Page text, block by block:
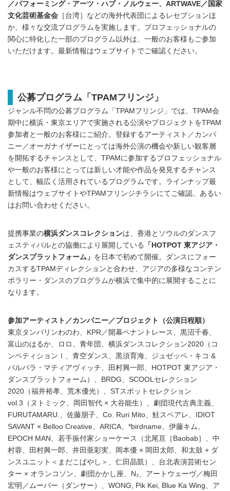
／パフォーミング・アーツ・ハブ・ノルウェー、ARTWAVE／国家
文化芸術基金会 ［台湾］などの海外代表団によるレセプションほ
か、様々な交流プログラムを実施します。プロフェッショナルの
関心に特化した一部のプログラム以外は、一般のお客様もご参加
いただけます。最新情報はウェブサイトでご確認ください。
公募プログラム「TPAMフリンジ」
ジャンル不問の公募プログラム「TPAMフリンジ」では、TPAM会
期中に横浜・東京エリアで実施される公演やプロジェクトをTPAM
参加者と一般のお客様にご紹介。登録するアーティスト／カンパ
ニー／オーガナイザーにとっては海外公演の機会や新しい観客層
を開拓するチャンスとして、TPAMに参加するプロフェッショナル
や一般のお客様にとっては新しい才能や作品を発見するチャンス
として、幅広く活用されているプログラムです。ラインナップ最
新情報はウェブサイトやTPAMフリンジチラシにてご確認、あるい
はお問い合わせください。
提携事業の横浜ダンスコレクションは、香港とソウルのダンスフ
ェスティバルとの協働により展開している
「HOTPOT 東アジア・
ダンスプラットフォーム」 を日本で初めて開催。ダンスにフォー
カスするTPAMディレクションと合わせ、アジアの多様なコンテン
ポラリー・ダンスのプログラムが横浜で集中的に展開することに
なります。
参加アーティスト／カンパニー／プロジェクト（公演日程順）
東京タンバリンわのわ、KPR／開幕ペナントレース、黒沼千春、
富山のはるか、ロロ、青年団、横浜ダンスコレクション2020（コ
ンペティションⅠ、青空ダンス、黒須育海、ジュゼッペ・キコ &
バルバラ・マティアヴィッチ、田村興一郎、HOTPOT 東アジア・
ダンスプラットフォーム）、BRDG、SCOOLセレクション
2020（福井裕孝、荒木優光）、STスポットセレクション
vol.3（ヌトミック、岡田智代 × 大谷能生）、劇団現代古典主義、
FURUTAMARU.、佐藤朋子、Co. Ruri Mito、鮭スペアレ、IDIOT
SAVANT × Belloo Creative、ARICA、*birdname、伊藤キム、
EPOCH MAN、若手振付家ショーケース（北尾亘［Baobab］、中
村蓉、田村興一郎、井田亜彩実、岡本優 × 岡田太郎、和太鼓 + ダ
ンスユニット＜まだこばやし＞、仁田晶凱）、台北表演芸術セン
ター × オランコソン、劇団かかし座、N₂、アートウェーヴ／梅田
宏明／ムーバー（ダンサー）、WONG, Pik Kei, Blue Ka Wing、ア